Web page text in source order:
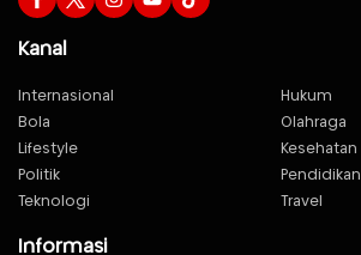
Kanal
Internasional
Hukum
Bola
Olahraga
Lifestyle
Kesehatan
Politik
Pendidikan
Teknologi
Travel
Informasi